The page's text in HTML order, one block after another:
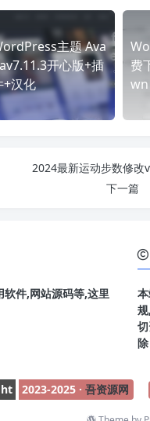
主题 Ava
开心版+插
+汉化
费
wn
2024最新运动步数修改
下一篇
件,网站源码等,这里
2023-2025 · 吾资源网